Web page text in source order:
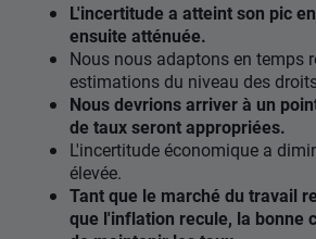
L'incertitude a atteint son pic
ensuite atténuée.
Nous nous adaptons en temps
estimations du niveau des
Nous devrions arriver à un
de taux seront appropriées.
L'incertitude économique a
élevée.
Tant que le marché du travail
que l'inflation recule, la bonne